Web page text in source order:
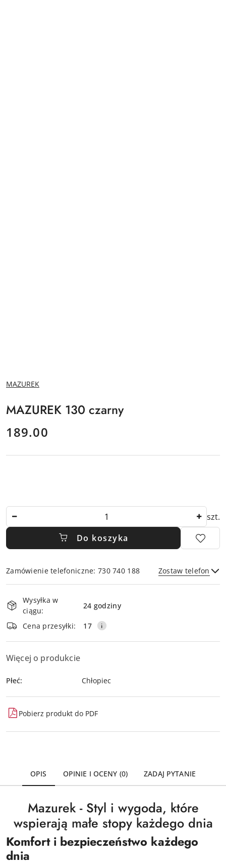
NAZWA
PRODUCENTA:
MAZUREK
MAZUREK 130 czarny
cena:
189.00
szt.
Do koszyka
Zamówienie telefoniczne: 730 740 188 Zostaw telefon
i
dostawa
Wysyłka w
ciągu:
24 godziny
Cena przesyłki: 17
Więcej o produkcie
Płeć: Chłopiec
Pobierz produkt do PDF
OPIS OPINIE I OCENY (0) ZADAJ PYTANIE
Mazurek - Styl i wygoda, które
wspierają małe stopy każdego dnia
Komfort i bezpieczeństwo każdego
dnia